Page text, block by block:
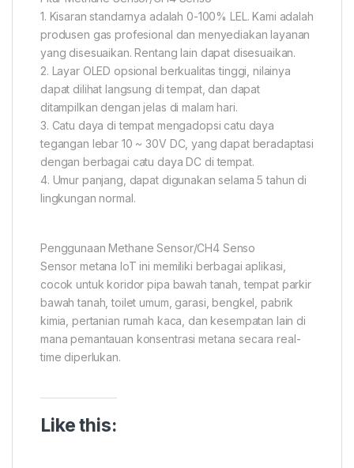
1. Kisaran standarnya adalah 0-100% LEL. Kami adalah
produsen gas profesional dan menyediakan layanan
yang disesuaikan. Rentang lain dapat disesuaikan.
2. Layar OLED opsional berkualitas tinggi, nilainya
dapat dilihat langsung di tempat, dan dapat
ditampilkan dengan jelas di malam hari.
3. Catu daya di tempat mengadopsi catu daya
tegangan lebar 10 ~ 30V DC, yang dapat beradaptasi
dengan berbagai catu daya DC di tempat.
4. Umur panjang, dapat digunakan selama 5 tahun di
lingkungan normal.
Penggunaan Methane Sensor/CH4 Senso
Sensor metana IoT ini memiliki berbagai aplikasi,
cocok untuk koridor pipa bawah tanah, tempat parkir
bawah tanah, toilet umum, garasi, bengkel, pabrik
kimia, pertanian rumah kaca, dan kesempatan lain di
mana pemantauan konsentrasi metana secara real-
time diperlukan.
Like this: